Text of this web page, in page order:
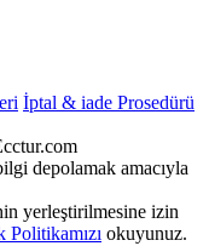
İptal & iade Prosedürü
depolamak amacıyla
yerleştirilmesine izin
okuyunuz.